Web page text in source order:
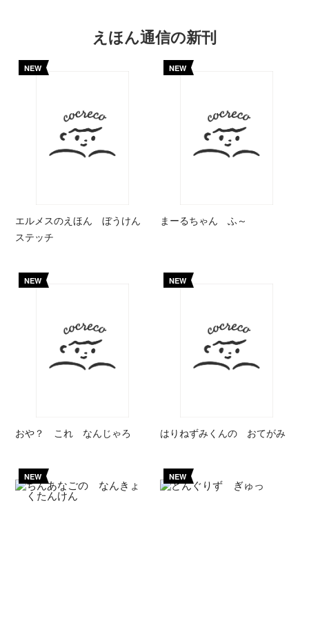
えほん通信の新刊
NEW
エルメスのえほん ぼうけん
ステッチ
NEW
まーるちゃん ふ～
NEW
おや？ これ なんじゃろ
NEW
はりねずみくんの おてがみ
NEW NEW